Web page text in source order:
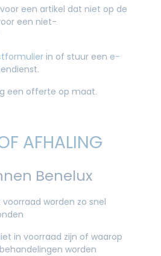
een artikel dat niet op de
een niet-
in of stuur een e-
een offerte op maat.
AFHALING
Benelux
worden zo snel
in voorraad zijn of waarop
worden